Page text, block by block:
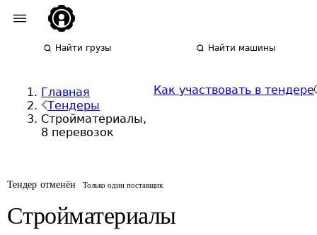
Найти грузы Найти машины
Главная
Тендеры
Стройматериалы,
8 перевозок
Как участвовать в тендере
Тендер отменён Только один поставщик
Стройматериалы